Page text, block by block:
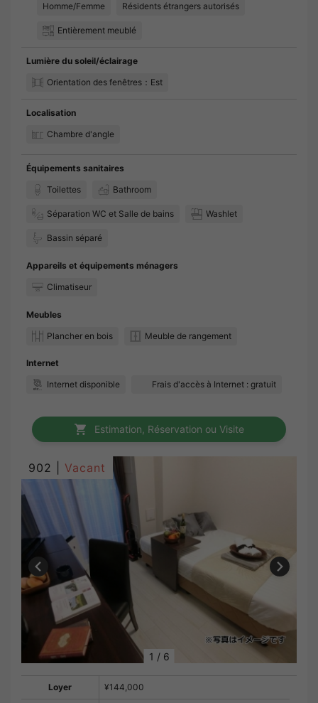
Homme/Femme
Résidents étrangers autorisés
Entièrement meublé
Lumière du soleil/éclairage
Orientation des fenêtres：Est
Localisation
Chambre d'angle
Équipements sanitaires
Toilettes
Bathroom
Séparation WC et Salle de bains Washlet
Bassin séparé
Appareils et équipements ménagers
Climatiseur
Meubles
Plancher en bois
Meuble de rangement
Internet
Internet disponible
Frais d'accès à Internet : gratuit
Estimation, Réservation ou Visite
902 | Vacant
1 / 6
Loyer ¥144,000